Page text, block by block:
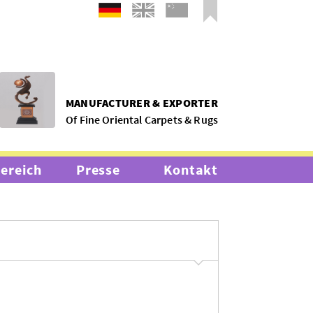
MANUFACTURER & EXPORTER
Of Fine Oriental Carpets & Rugs
Presse Kontakt